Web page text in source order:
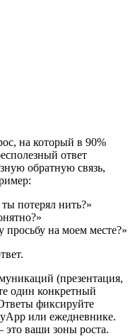
на который в 90%
ответ
обратную связь,
потерял нить?»
на моем месте?»
(презентация,
один конкретный
фиксируйте
или ежедневнике.
ваши зоны роста.